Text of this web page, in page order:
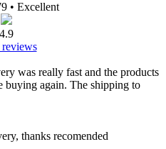
• Excellent
4.9
reviews
was really fast and the products
again. The shipping to
thanks recomended